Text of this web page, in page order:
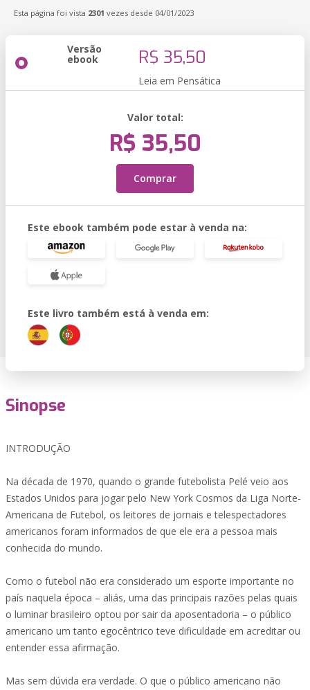
Esta página foi vista 2301 vezes desde 04/01/2023
Versão
ebook R$ 35,50
Leia em Pensática
Valor total:
R$ 35,50
Comprar
Este ebook também pode estar à venda na:
Este livro também está à venda em:
Sinopse
INTRODUÇÃO
Na década de 1970, quando o grande futebolista Pelé veio aos
Estados Unidos para jogar pelo New York Cosmos da Liga Norte-
Americana de Futebol, os leitores de jornais e telespectadores
americanos foram informados de que ele era a pessoa mais
conhecida do mundo.
Como o futebol não era considerado um esporte importante no
país naquela época – aliás, uma das principais razões pelas quais
o luminar brasileiro optou por sair da aposentadoria – o público
americano um tanto egocêntrico teve dificuldade em acreditar ou
entender essa afirmação.
Mas sem dúvida era verdade. O que o público americano não